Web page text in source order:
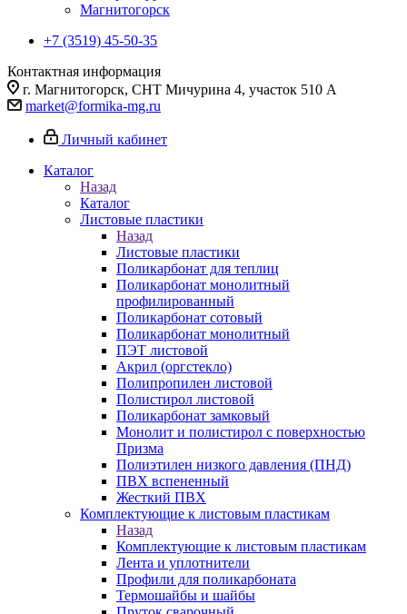
Магнитогорск
+7 (3519) 45-50-35
Контактная информация
г. Магнитогорск, СНТ Мичурина 4, участок 510 А
market@formika-mg.ru
Личный кабинет
Каталог
Назад
Каталог
Листовые пластики
Назад
Листовые пластики
Поликарбонат для теплиц
Поликарбонат монолитный
профилированный
Поликарбонат сотовый
Поликарбонат монолитный
ПЭТ листовой
Акрил (оргстекло)
Полипропилен листовой
Полистирол листовой
Поликарбонат замковый
Монолит и полистирол с поверхностью
Призма
Полиэтилен низкого давления (ПНД)
ПВХ вспененный
Жесткий ПВХ
Комплектующие к листовым пластикам
Назад
Комплектующие к листовым пластикам
Лента и уплотнители
Профили для поликарбоната
Термошайбы и шайбы